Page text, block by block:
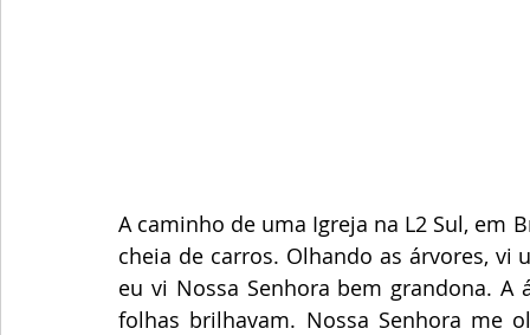
A caminho de uma Igreja na L2 Sul, em
cheia de carros. Olhando as árvores, vi
eu vi Nossa Senhora bem grandona.
folhas brilhavam. Nossa Senhora me